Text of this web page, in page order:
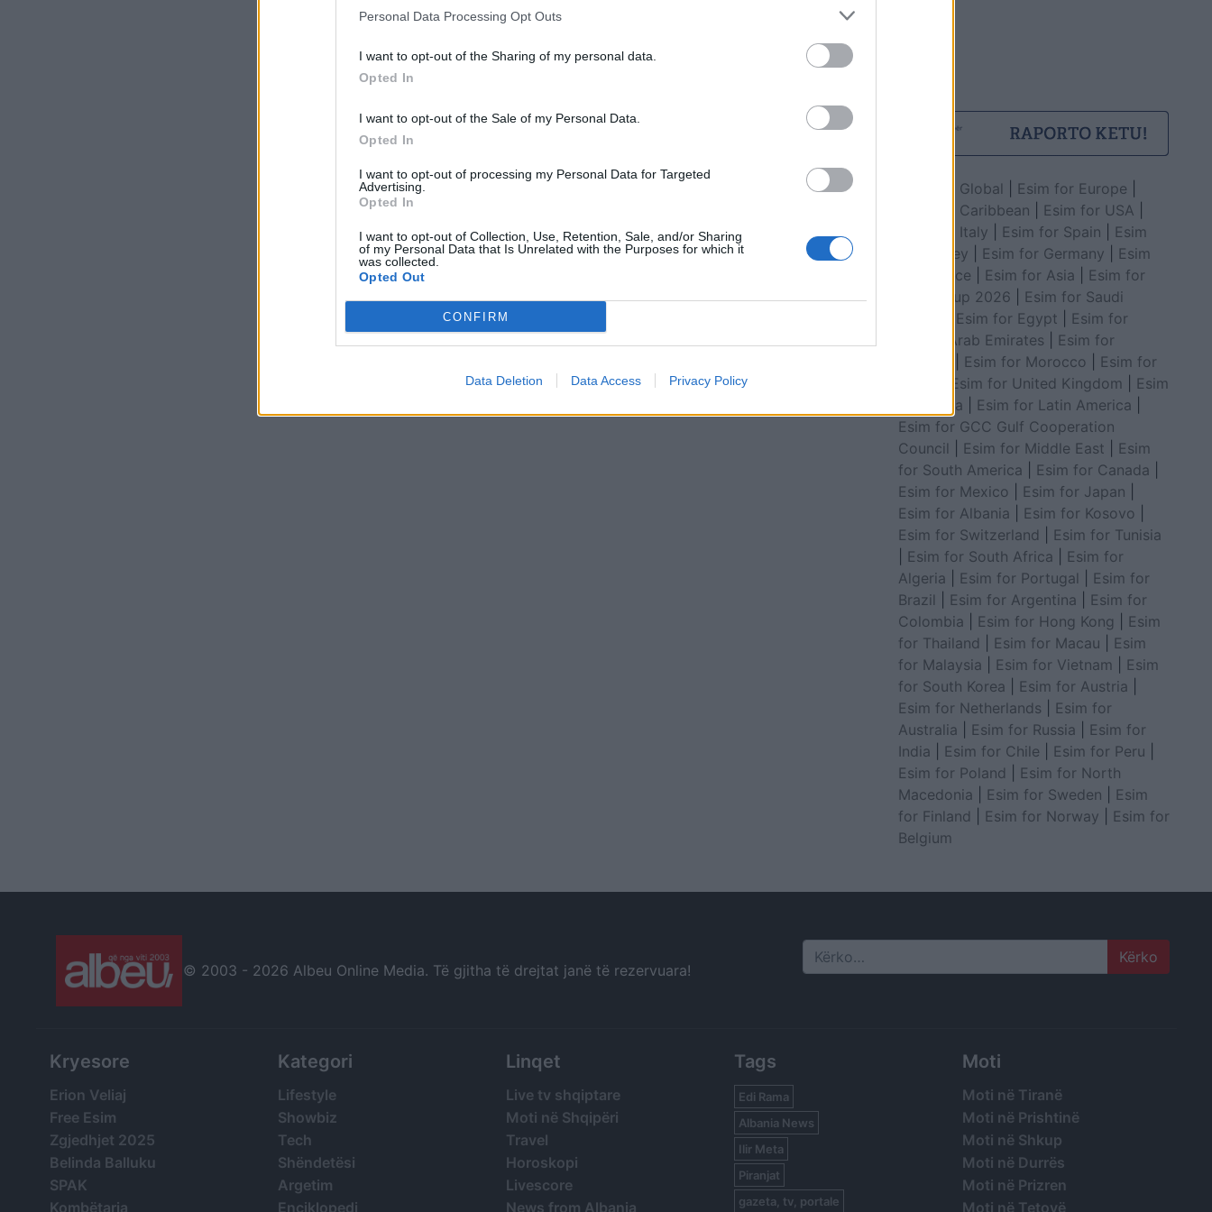
Personal Data Processing Opt Outs
I want to opt-out of the Sharing of my personal data.
Opted In
I want to opt-out of the Sale of my Personal Data.
Opted In
I want to opt-out of processing my Personal Data for Targeted
Advertising.
Opted In
I want to opt-out of Collection, Use, Retention, Sale, and/or Sharing
of my Personal Data that Is Unrelated with the Purposes for which it
was collected.
Opted Out
CONFIRM
Data Deletion Data Access Privacy Policy
Esim for Global Esim for Europe
Esim for Caribbean
Esim for USA
Esim for Italy
Esim for Spain
Esim
for Turkey
Esim for Germany
Esim
for Greece
Esim for Asia
Esim for
World Cup 2026
Esim for Saudi
Esim for Egypt
Esim for
United Arab Emirates
Esim for
Esim for Morocco
Esim for
Esim for United Kingdom
Esim
for Africa
Esim for Latin America
Esim for GCC Gulf Cooperation
Council
Esim for Middle East
Esim
for South America
Esim for Canada
Esim for Mexico
Esim for Japan
Esim for Albania
Esim for Kosovo
Esim for Switzerland
Esim for Tunisia
Esim for South Africa
Esim for
Algeria
Esim for Portugal
Esim for
Brazil
Esim for Argentina
Esim for
Colombia
Esim for Hong Kong
Esim
for Thailand
Esim for Macau
Esim
for Malaysia
Esim for Vietnam
Esim
for South Korea
Esim for Austria
Esim for Netherlands
Esim for
Australia
Esim for Russia
Esim for
India
Esim for Chile Esim for Peru
Esim for Poland
Esim for North
Macedonia
Esim for Sweden
Esim
for Finland
Esim for Norway
Esim for
Belgium
© 2003 - 2026 Albeu Online Media. Të gjitha të drejtat janë të rezervuara! Search
Kryesore
Erion Veliaj
Free Esim
Zgjedhjet 2025
Belinda Balluku
SPAK
Kombëtarja
Kategori
Lifestyle
Showbiz
Tech
Shëndetësi
Argetim
Enciklopedi
Linqet
Live tv shqiptare
Moti në Shqipëri
Travel
Horoskopi
Livescore
News from Albania
Tags
Edi Rama
Albania News
Ilir Meta
Piranjat
gazeta, tv, portale
Moti
Moti në Tiranë
Moti në Prishtinë
Moti në Shkup
Moti në Durrës
Moti në Prizren
Moti në Tetovë